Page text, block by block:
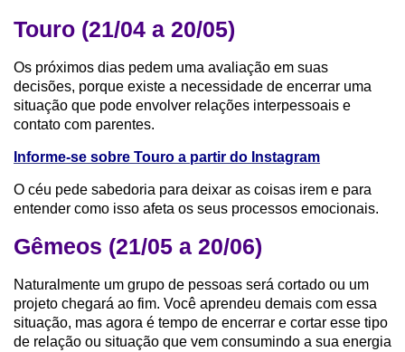
Touro (21/04 a 20/05)
Os próximos dias pedem uma avaliação em suas
decisões, porque existe a necessidade de encerrar uma
situação que pode envolver relações interpessoais e
contato com parentes.
Informe-se sobre Touro a partir do Instagram
O céu pede sabedoria para deixar as coisas irem e para
entender como isso afeta os seus processos emocionais.
Gêmeos (21/05 a 20/06)
Naturalmente um grupo de pessoas será cortado ou um
projeto chegará ao fim. Você aprendeu demais com essa
situação, mas agora é tempo de encerrar e cortar esse tipo
de relação ou situação que vem consumindo a sua energia